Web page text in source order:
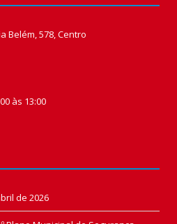
Belém, 578, Centro
às 13:00
de 2026